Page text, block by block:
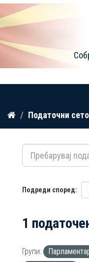
Прескокнете
содржина
Податочни
Подреди според
1
Групи: